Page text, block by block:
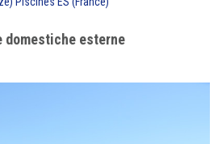
domestiche esterne